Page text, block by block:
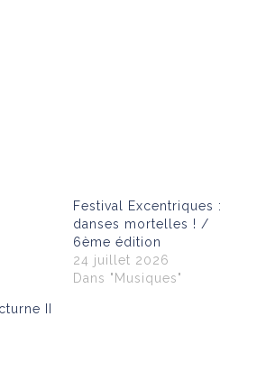
Festival Excentriques :
danses mortelles ! /
6ème édition
24 juillet 2026
Dans "Musiques"
II